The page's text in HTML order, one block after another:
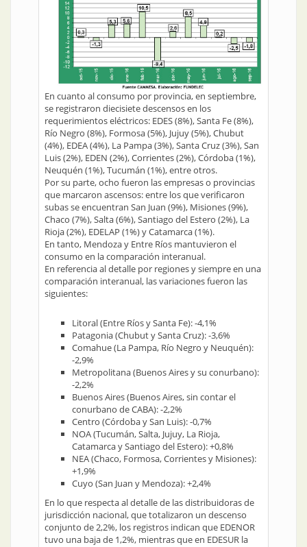
En cuanto al consumo por provincia, en septiembre,
se registraron diecisiete descensos en los
requerimientos eléctricos: EDES (8%), Santa Fe (8%),
Río Negro (8%), Formosa (5%), Jujuy (5%), Chubut
(4%), EDEA (4%), La Pampa (3%), Santa Cruz (3%), San
Luis (2%), EDEN (2%), Corrientes (2%), Córdoba (1%),
Neuquén (1%), Tucumán (1%), entre otros.
Por su parte, ocho fueron las empresas o provincias
que marcaron ascensos: entre los que verificaron
subas se encuentran San Juan (9%), Misiones (9%),
Chaco (7%), Salta (6%), Santiago del Estero (2%), La
Rioja (2%), EDELAP (1%) y Catamarca (1%).
En tanto, Mendoza y Entre Ríos mantuvieron el
consumo en la comparación interanual.
En referencia al detalle por regiones y siempre en una
comparación interanual, las variaciones fueron las
siguientes:
Litoral (Entre Ríos y Santa Fe): -4,1%
Patagonia (Chubut y Santa Cruz): -3,6%
Comahue (La Pampa, Río Negro y Neuquén):
-2,9%
Metropolitana (Buenos Aires y su conurbano):
-2,2%
Buenos Aires (Buenos Aires, sin contar el
conurbano de CABA): -2,2%
Centro (Córdoba y San Luis): -0,7%
NOA (Tucumán, Salta, Jujuy, La Rioja,
Catamarca y Santiago del Estero): +0,8%
NEA (Chaco, Formosa, Corrientes y Misiones):
+1,9%
Cuyo (San Juan y Mendoza): +2,4%
En lo que respecta al detalle de las distribuidoras de
jurisdicción nacional, que totalizaron un descenso
conjunto de 2,2%, los registros indican que EDENOR
tuvo una baja de 1,2%, mientras que en EDESUR la